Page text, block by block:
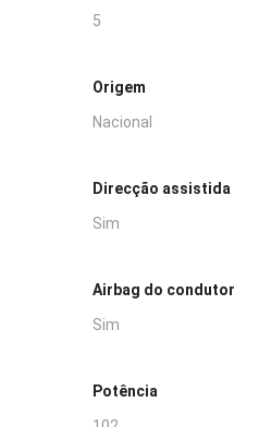
5
Origem
Nacional
Direcção assistida
Sim
Airbag do condutor
Sim
Potência